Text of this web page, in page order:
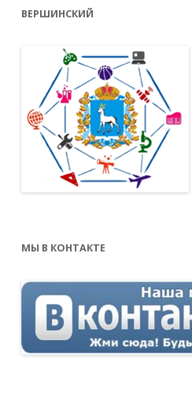
ВЕРШИНСКИЙ
МЫ В КОНТАКТЕ